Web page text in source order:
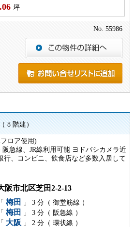
坪
No. 55986
8 階建）
ロア使用)
急線、JR線利用可能 ヨドバシカメラ近
行、コンビニ、飲食店など多数入居して
阪市北区芝田2-2-13
「 梅田
」 3 分（ 御堂筋線 ）
「 梅田
」 3 分（ 阪急線 ）
「 大阪 」 2 分（ 環状線 ）